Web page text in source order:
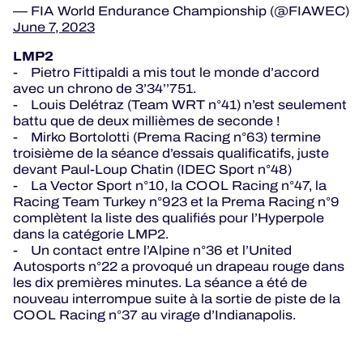
— FIA World Endurance Championship (@FIAWEC)
June 7, 2023
LMP2
- Pietro Fittipaldi a mis tout le monde d’accord
avec un chrono de 3’34’’751.
- Louis Delétraz (Team WRT n°41) n’est seulement
battu que de deux millièmes de seconde !
- Mirko Bortolotti (Prema Racing n°63) termine
troisième de la séance d’essais qualificatifs, juste
devant Paul-Loup Chatin (IDEC Sport n°48)
- La Vector Sport n°10, la COOL Racing n°47, la
Racing Team Turkey n°923 et la Prema Racing n°9
complètent la liste des qualifiés pour l’Hyperpole
dans la catégorie LMP2.
- Un contact entre l’Alpine n°36 et l’United
Autosports n°22 a provoqué un drapeau rouge dans
les dix premières minutes. La séance a été de
nouveau interrompue suite à la sortie de piste de la
COOL Racing n°37 au virage d’Indianapolis.